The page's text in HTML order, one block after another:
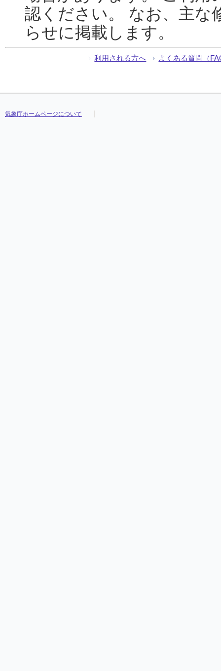
認ください。 なお、主な
らせに掲載します。
利用される方へ よくある質問（
気象庁ホームページについて